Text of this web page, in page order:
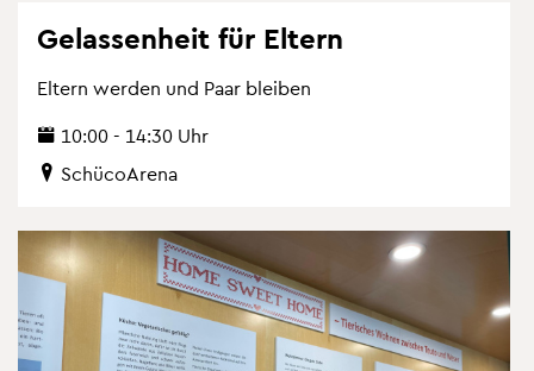
Ge­las­sen­heit für El­tern
El­tern wer­den und Paar blei­ben
10:00 - 14:30 Uhr
Schü­co­Are­na